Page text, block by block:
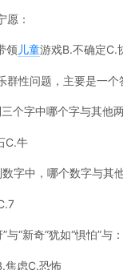
愿：
领 儿童游戏B.不确定C.
群性问题，主要是一个
个字中哪个字与其他
C.牛
字中，哪个数字与其
与“新奇”犹如“惧怕”与：
焦虑C.恐怖